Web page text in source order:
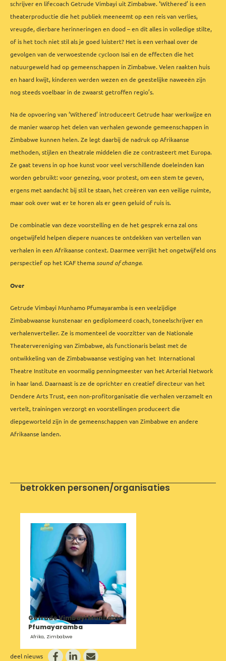
schrijver en lifecoach Getrude Vimbayi uit Zimbabwe. ‘Withered’ is een
theaterproductie die het publiek meeneemt op een reis van verlies,
vreugde, dierbare herinneringen en dood – en dit alles in volledige stilte,
of is het toch niet stil als je goed luistert? Het is een verhaal over de
gevolgen van de verwoestende cycloon Isai en de effecten die het
natuurgeweld had op gemeenschappen in Zimbabwe. Velen raakten huis
en haard kwijt, kinderen werden wezen en de geestelijke naweeën zijn
nog steeds voelbaar in de zwaarst getroffen regio’s.
Na de opvoering van ‘Withered’ introduceert Getrude haar werkwijze en
de manier waarop het delen van verhalen gewonde gemeenschappen in
Zimbabwe kunnen helen. Ze legt daarbij de nadruk op Afrikaanse
methoden, stijlen en theatrale middelen die ze contrasteert met Europa.
Ze gaat tevens in op hoe kunst voor veel verschillende doeleinden kan
worden gebruikt: voor genezing, voor protest, om een stem te geven,
ergens met aandacht bij stil te staan, het creëren van een veilige ruimte,
maar ook over wat er te horen als er geen geluid of ruis is.
De combinatie van deze voorstelling en de het gesprek erna zal ons
ongetwijfeld helpen diepere nuances te ontdekken van vertellen van
verhalen in een Afrikaanse context. Daarmee verrijkt het ongetwijfeld ons
perspectief op het ICAF thema sound of change.
Over
Getrude Vimbayi Munhamo Pfumayaramba is een veelzijdige
Zimbabwaanse kunstenaar en gediplomeerd coach, toneelschrijver en
verhalenverteller. Ze is momenteel de voorzitter van de Nationale
Theatervereniging van Zimbabwe, als functionaris belast met de
ontwikkeling van de Zimbabwaanse vestiging van het International
Theatre Institute en voormalig penningmeester van het Arterial Network
in haar land. Daarnaast is ze de oprichter en creatief directeur van het
Dendere Arts Trust, een non-profitorganisatie die verhalen verzamelt en
vertelt, trainingen verzorgt en voorstellingen produceert die
diepgeworteld zijn in de gemeenschappen van Zimbabwe en andere
Afrikaanse landen.
betrokken personen/organisaties
Getrude Vimbayi Munhamo
Pfumayaramba
Afrika, Zimbabwe
deel nieuws